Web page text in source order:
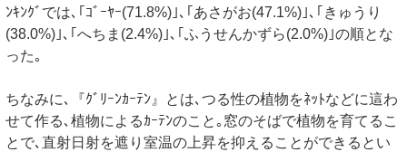
ﾝｷﾝｸﾞでは､｢ｺﾞｰﾔｰ(71.8%)｣､｢あさがお(47.1%)｣､｢きゅうり
(38.0%)｣､｢へちま(2.4%)｣､｢ふうせんかずら(2.0%)｣の順とな
った｡
ちなみに､『ｸﾞﾘｰﾝｶｰﾃﾝ』とは､つる性の植物をﾈｯﾄなどに這わ
せて作る､植物によるｶｰﾃﾝのこと｡窓のそばで植物を育てるこ
とで､直射日射を遮り室温の上昇を抑えることができるとい